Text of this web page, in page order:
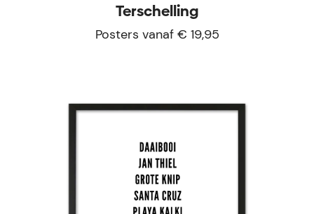
Terschelling
Posters vanaf € 19,95